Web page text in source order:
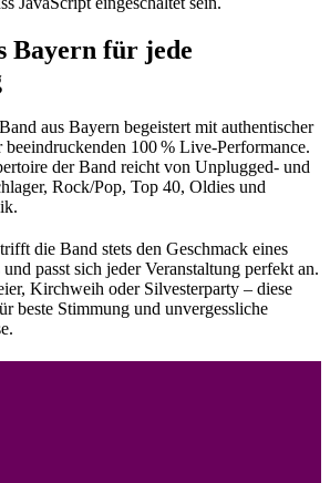
Bayern für jede
aus Bayern begeistert mit authentischer
100 % Live-Performance.
der Band reicht von Unplugged- und
Rock/Pop, Top 40, Oldies und
die Band stets den Geschmack eines
passt sich jeder Veranstaltung perfekt an.
Kirchweih oder Silvesterparty – diese
beste Stimmung und unvergessliche